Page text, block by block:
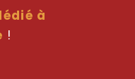
à
!